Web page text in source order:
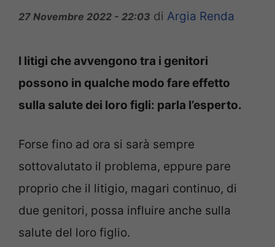
27 Novembre 2022 - 22:03 di Argia Renda
I litigi che avvengono tra i genitori
possono in qualche modo fare effetto
sulla salute dei loro figli: parla l’esperto.
Forse fino ad ora si sarà sempre
sottovalutato il problema, eppure pare
proprio che il litigio, magari continuo, di
due genitori, possa influire anche sulla
salute del loro figlio.